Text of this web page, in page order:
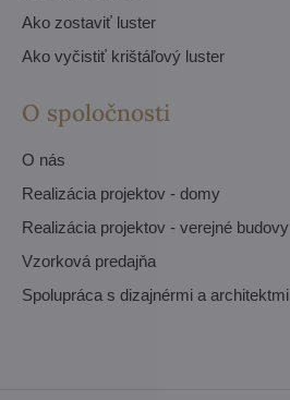
Ako zostaviť luster
Ako vyčistiť krištáľový luster
O spoločnosti
O nás
Realizácia projektov - domy
Realizácia projektov - verejné budovy
Vzorková predajňa
Spolupráca s dizajnérmi a architektmi